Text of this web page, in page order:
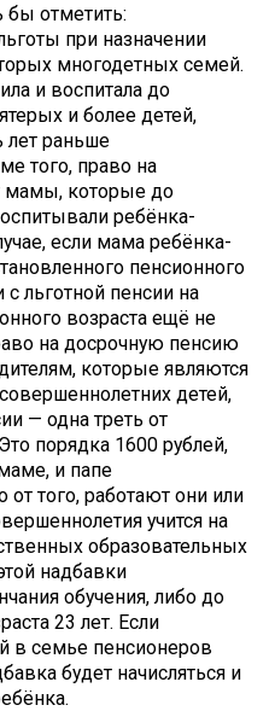
бы отметить:
при назначении
многодетных семей.
и воспитала до
и более детей,
лет раньше
того, право на
которые до
ребёнка-
если мама ребёнка-
пенсионного
льготной пенсии на
возраста ещё не
на досрочную пенсию
которые являются
детей,
— одна треть от
порядка 1600 рублей,
и папе
того, работают они или
учится на
образовательных
надбавки
обучения, либо до
23 лет. Если
в семье пенсионеров
будет начисляться и